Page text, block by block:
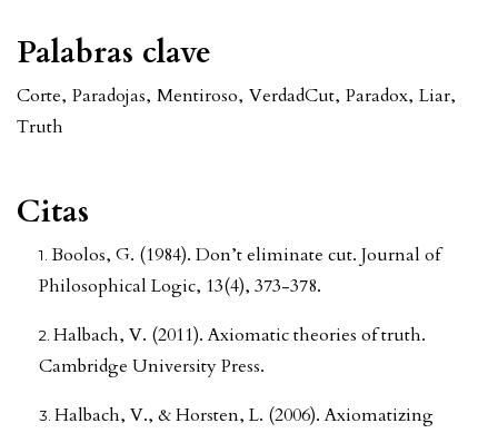
Palabras clave
Corte, Paradojas, Mentiroso, VerdadCut, Paradox, Liar,
Truth
Citas
Boolos, G. (1984). Don’t eliminate cut. Journal of
Philosophical Logic, 13(4), 373-378.
Halbach, V. (2011). Axiomatic theories of truth.
Cambridge University Press.
Halbach, V., & Horsten, L. (2006). Axiomatizing